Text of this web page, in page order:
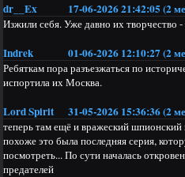
dr__Ex 17-06-2026 21:42:05 (2
Изжили себя. Уже давно их творчество
Indrek 01-06-2026 12:10:27 (2
Ребяткам пора разъезжаться по
испортила их Москва.
Lord Spirit 31-05-2026 15:36:36 (2
теперь там ещё и вражеский шпионский
похоже это была последняя серия,
посмотреть... По сути началась
предателей